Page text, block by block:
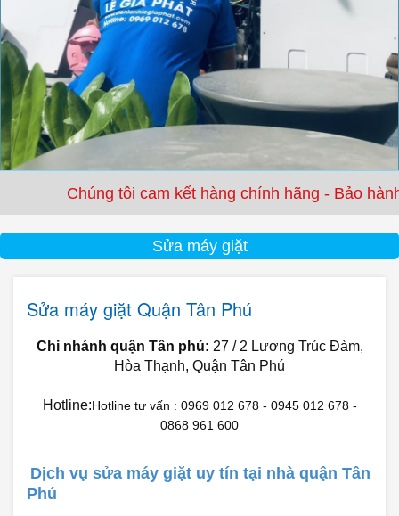
tôi cam kết hàng chính hãng - Bảo hành từ 3 tháng
Sửa máy giặt
Sửa máy giặt Quận Tân Phú
Chi nhánh quận Tân phú: 27 / 2 Lương Trúc Đàm,
Hòa Thạnh, Quận Tân Phú
Hotline:Hotline tư vấn : 0969 012 678 - 0945 012 678 -
0868 961 600
Dịch vụ sửa máy giặt uy tín tại nhà quận Tân
Phú